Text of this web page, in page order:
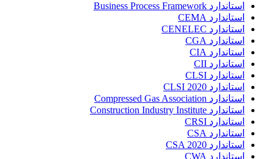
استاندارد Business Process Framework
استاندارد CEMA
استاندارد CENELEC
استاندارد CGA
استاندارد CIA
استاندارد CII
استاندارد CLSI
استاندارد CLSI 2020
استاندارد Compressed Gas Association
استاندارد Construction Industry Institute
استاندارد CRSI
استاندارد CSA
استاندارد CSA 2020
استاندارد CWA